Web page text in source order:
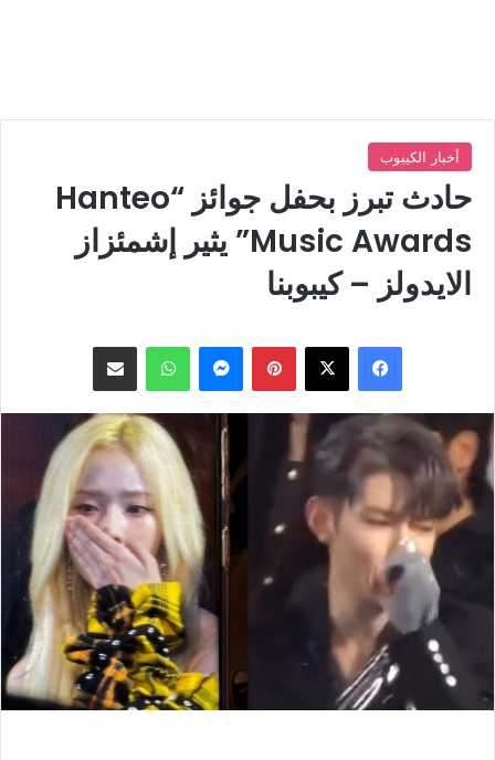
أخبار الكيبوب
حادث تبرز بحفل جوائز “Hanteo
Music Awards” يثير إشمئزاز
الايدولز – كيبوبنا
بينتيريستماسنجر واتساب مشاركة عبر البريد